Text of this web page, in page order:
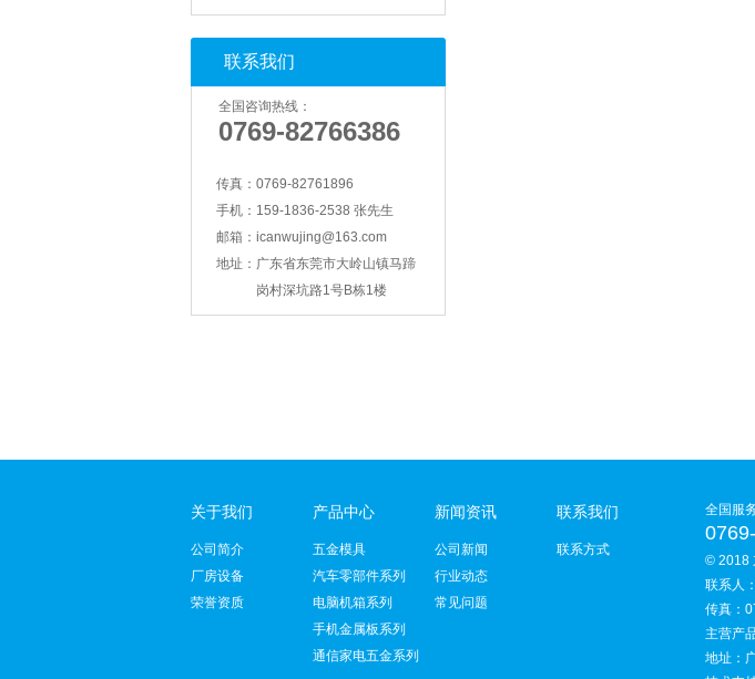
智能锁壳冲压
联系我们
全国咨询热线：
0769-82766386
传真： 0769-82761896
手机： 159-1836-2538 张先生
邮箱： icanwujing@163.com
地址： 广东省东莞市大岭山镇马蹄
岗村深坑路1号B栋1楼
关于我们
公司简介
厂房设备
荣誉资质
产品中心
五金模具
汽车零部件系列
电脑机箱系列
手机金属板系列
通信家电五金系列
新闻资讯
公司新闻
行业动态
常见问题
联系我们
联系方式
全国服
© 2018
联系人
传真：
主营产
地址：